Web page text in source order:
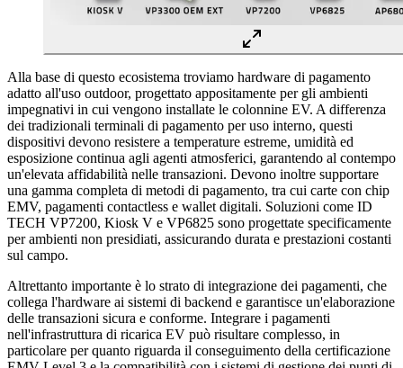
Alla base di questo ecosistema troviamo hardware di pagamento
adatto all'uso outdoor, progettato appositamente per gli ambienti
impegnativi in cui vengono installate le colonnine EV. A differenza
dei tradizionali terminali di pagamento per uso interno, questi
dispositivi devono resistere a temperature estreme, umidità ed
esposizione continua agli agenti atmosferici, garantendo al contempo
un'elevata affidabilità nelle transazioni. Devono inoltre supportare
una gamma completa di metodi di pagamento, tra cui carte con chip
EMV, pagamenti contactless e wallet digitali. Soluzioni come ID
TECH VP7200, Kiosk V e VP6825 sono progettate specificamente
per ambienti non presidiati, assicurando durata e prestazioni costanti
sul campo.
Altrettanto importante è lo strato di integrazione dei pagamenti, che
collega l'hardware ai sistemi di backend e garantisce un'elaborazione
delle transazioni sicura e conforme. Integrare i pagamenti
nell'infrastruttura di ricarica EV può risultare complesso, in
particolare per quanto riguarda il conseguimento della certificazione